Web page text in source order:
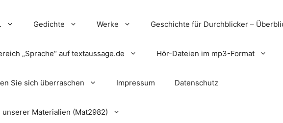
Gedichte Werke Geschichte für Durchblicker –
„Sprache“ auf textaussage.de Hör-Dateien im mp3-Format
Sie sich überraschen Impressum Datenschutz
Materialien (Mat2982)